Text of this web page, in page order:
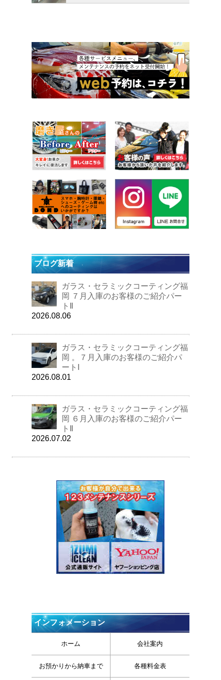
ブログ新着
ガラス・セラミックコーティング福
岡 ７月入庫のお客様のご紹介パー
トⅡ
2026.08.06
ガラス・セラミックコーティング福
岡 。７月入庫のお客様のご紹介パ
ートⅠ
2026.08.01
ガラス・セラミックコーティング福
岡 ６月入庫のお客様のご紹介パー
トⅡ
2026.07.02
インフォメーション
ホーム 会社案内
お預かりから納車まで 各種料金表